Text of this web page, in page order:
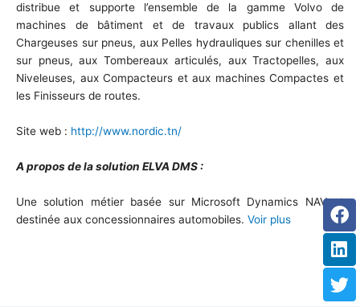
distribue et supporte l’ensemble de la gamme Volvo de
machines de bâtiment et de travaux publics allant des
Chargeuses sur pneus, aux Pelles hydrauliques sur chenilles et
sur pneus, aux Tombereaux articulés, aux Tractopelles, aux
Niveleuses, aux Compacteurs et aux machines Compactes et
les Finisseurs de routes.
Site web : http://www.nordic.tn/
A propos de la solution ELVA DMS :
Une solution métier basée sur Microsoft Dynamics NAV et
destinée aux concessionnaires automobiles. Voir plus